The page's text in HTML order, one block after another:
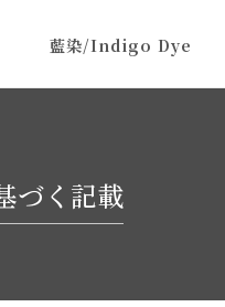
藍染/Indigo Dye
づく記載